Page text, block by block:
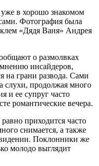
в хорошо знакомом
Фотография была
«Дядя Ваня» Андрея
о размолвках
инсайдеров,
на грани развода. Сами
слухи, продолжая много
и ее супруг часто
романтические вечера.
приходится часто
снимается, а также
Поклонники же
молодо выглядит